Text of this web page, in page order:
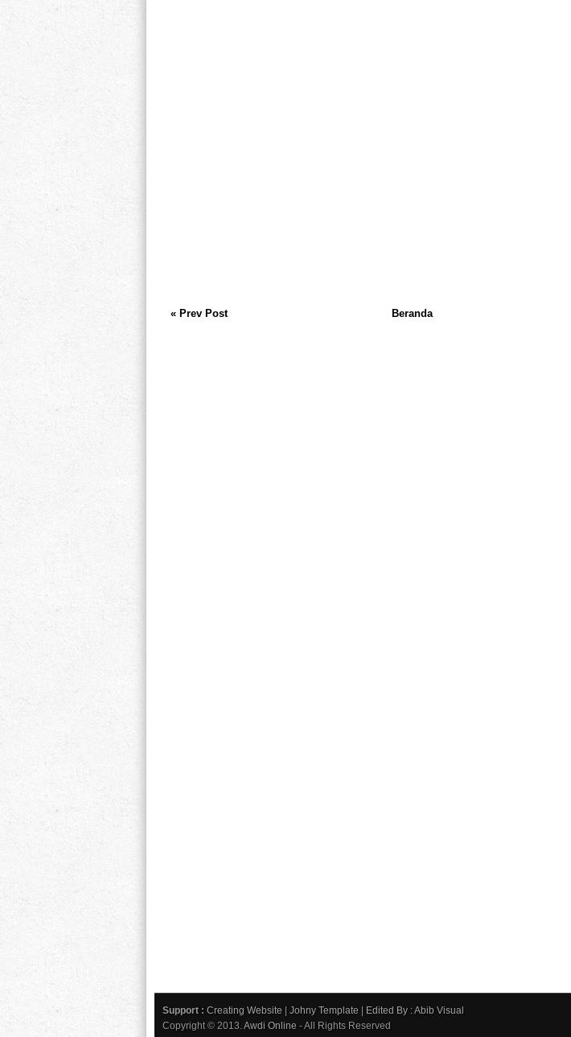
« Prev Post Beranda
Support : Creating Website | Johny Template | Edited By : Abib Visual
Copyright © 2013. Awdi Online - All Rights Reserved